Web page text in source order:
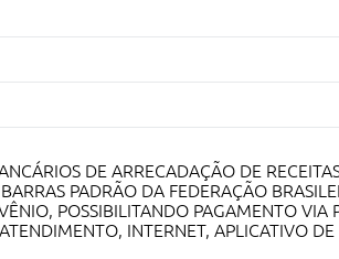
DE ARRECADAÇÃO DE
PADRÃO DA FEDERAÇÃO
POSSIBILITANDO PAGAMENTO VIA
INTERNET, APLICATIVO